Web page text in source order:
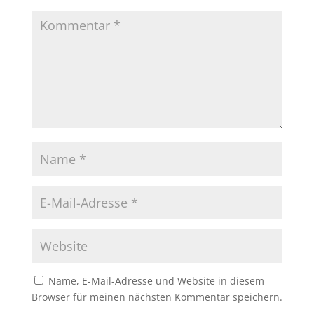
Name, E-Mail-Adresse und Website in diesem
Browser für meinen nächsten Kommentar speichern.